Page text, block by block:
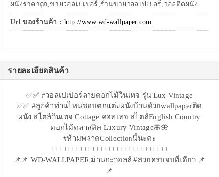
ผนังราคาถูก,ขายวอลเปเปอร์,ร้านขายวอลเปเปอร์,วอลติดผนัง
Url ของร้านค้า : http://www.wd-wallpaper.com
รายละเอียดสินค้า
✅✅ #วอลเปเปอร์ลายดอกไม้วินเทจ รุ่น Lux Vintage
✅✅ #ลูกค้าท่านไหนชอบตกแต่งผนังบ้านด้วยwallpaperติด
ผนัง สไตล์วินเทจ Cottage คอทเทจ สไตล์English Country
ดอกไม้คลาสสิค Luxury Vintage🦋🦋
#ห้ามพลาดCollectionนี้นะคะ
+++++++++++++++++++++++++++++
📌📌 WD-WALLPAPER ม่านกะวอลล์ #สวยครบจบที่เดียว 📌
📌